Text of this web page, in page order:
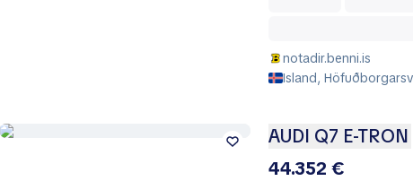
notadir.benni.is
Island,
AUDI Q7 E-TRON
44.352 €